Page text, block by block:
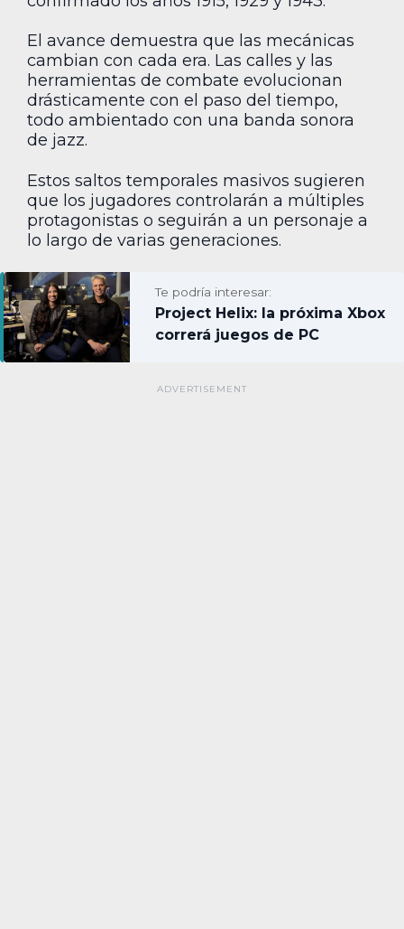
El avance demuestra que las mecánicas
cambian con cada era. Las calles y las
herramientas de combate evolucionan
drásticamente con el paso del tiempo,
todo ambientado con una banda sonora
de jazz.
Estos saltos temporales masivos sugieren
que los jugadores controlarán a múltiples
protagonistas o seguirán a un personaje a
lo largo de varias generaciones.
Te podría interesar:
Project Helix: la próxima Xbox
correrá juegos de PC